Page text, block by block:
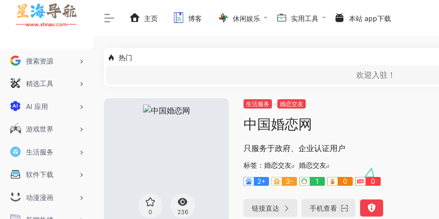
搜索资源
精选工具
AI 应用
游戏世界
生活服务
软件下载
动漫漫画
主页 博客 休闲娱乐 实用工具 本站 app下载
热门
欢迎入驻！
0 236
生活服务 婚恋交友
中国婚恋网
只服务于政府、企业认证用户
标签： 婚恋交友
婚恋交友
2+
3- 1 0 0
链接直达 手机查看